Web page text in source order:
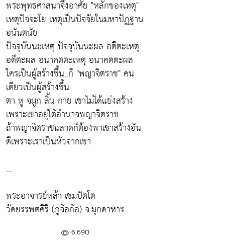
พระพุทธศาสนาจึงอาศัย "หลักของเหตุ"
เหตุปัจจะโย เหตุเป็นปัจจัยในมหาปัฏฐาน
อนันตนัย
ปัจจุบันนะเหตุ ปัจจุบันนะผล อตีตะเหตุ
อตีตะผล อนาคตตะเหตุ อนาคตตะผล
ใครเป็นผู้สร้างขึ้น..ก็ "พญาจิตราช" คน
เดียวเป็นผู้สร้างขึ้น
ตา หู จมูก ลิ้น กาย เขาไม่ได้แย่งสร้าง
เพราะเขาอยู่ใต้อำนาจพญาจิตราช
ถ้าพญาจิตราชฉลาดก็ต้องพาเขาสร้างอัน
ดีเพราะเราเป็นหัวจากเขา
...
พระอาจารย์หล้า เขมปัตโต
วัดยรรพตคีรี (ภูจ้อก้อ) จ.มุกดาหาร
6,690